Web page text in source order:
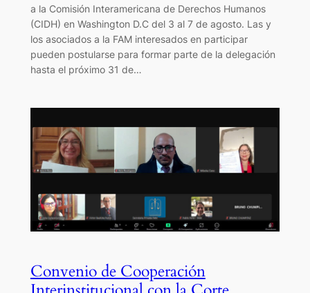
a la Comisión Interamericana de Derechos Humanos
(CIDH) en Washington D.C del 3 al 7 de agosto. Las y
los asociados a la FAM interesados en participar
pueden postularse para formar parte de la delegación
hasta el próximo 31 de…
Convenio de Cooperación